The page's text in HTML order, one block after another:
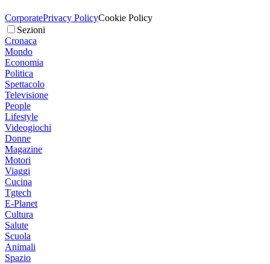
CorporatePrivacy PolicyCookie Policy
Sezioni
Cronaca
Mondo
Economia
Politica
Spettacolo
Televisione
People
Lifestyle
Videogiochi
Donne
Magazine
Motori
Viaggi
Cucina
Tgtech
E-Planet
Cultura
Salute
Scuola
Animali
Spazio